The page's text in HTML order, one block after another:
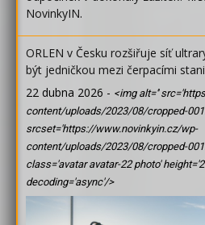
NovinkyIN.
ORLEN v Česku rozšiřuje síť
být jedničkou mezi čerpacími
22 dubna 2026 - <img alt=''
content/uploads/2023/08/cropped-
srcset='https://www.novinkyin.cz/wp-
content/uploads/2023/08/cropped-
class='avatar avatar-22 photo'
decoding='async'/>